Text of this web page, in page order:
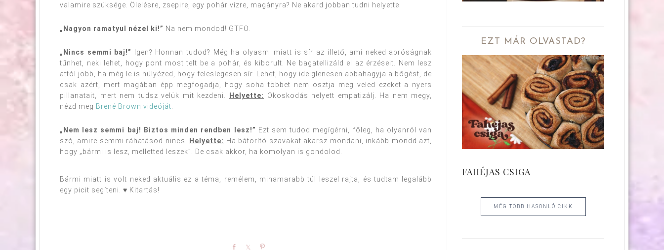
valamire szüksége. Ölelésre, zsepire, egy pohár vízre, magányra? Ne akard jobban tudni helyette.
„Nagyon ramatyul nézel ki!” Na nem mondod! GTFO.
„Nincs semmi baj!”
Igen? Honnan tudod? Még ha olyasmi miatt is sír az illető, ami neked apróságnak
tűnhet, neki lehet, hogy pont most telt be a pohár, és kiborult. Ne bagatellizáld el az érzéseit. Nem lesz
attól jobb, ha még le is hülyézed, hogy feleslegesen sír. Lehet, hogy ideiglenesen abbahagyja a bőgést, de
csak azért, mert magában épp megfogadja, hogy soha többet nem osztja meg veled ezeket a nyers
pillanatait, mert nem tudsz velük mit kezdeni.
Helyette:
Okoskodás helyett empatizálj. Ha nem megy,
nézd meg Brené Brown videóját
„Nem lesz semmi baj! Biztos minden rendben lesz!” Ezt sem tudod megígérni, főleg, ha olyanról van
szó, amire semmi ráhatásod nincs.
Helyette: Ha bátorító szavakat akarsz mondani, inkább mondd azt,
hogy „bármi is lesz, melletted leszek”. De csak akkor, ha komolyan is gondolod.
Bármi miatt is volt neked aktuális ez a téma, remélem, mihamarabb túl leszel rajta, és tudtam legalább
egy picit segíteni. ♥ Kitartás!
Share Share
EZT MÁR OLVASTAD?
FAHÉJAS CSIGA
MÉG TÖBB HASONLÓ CIKK